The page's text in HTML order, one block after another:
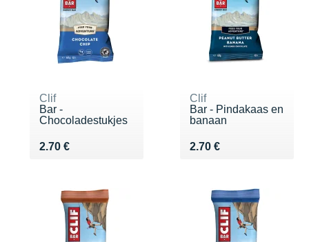
Clif
Bar -
Chocoladestukjes
2.70 €
Vendu 2.70 €
Clif
Bar - Pindakaas en
banaan
2.70 €
Vendu 2.70 €